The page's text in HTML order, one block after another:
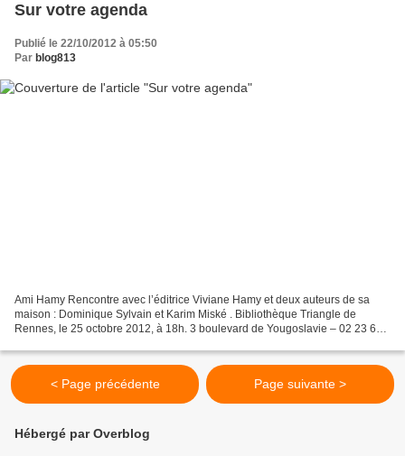
Sur votre agenda
Publié le 22/10/2012 à 05:50
Par blog813
Ami Hamy Rencontre avec l’éditrice Viviane Hamy et deux auteurs de sa
maison : Dominique Sylvain et Karim Miské . Bibliothèque Triangle de
Rennes, le 25 octobre 2012, à 18h. 3 boulevard de Yougoslavie – 02 23 62
< Page précédente Page suivante >
Hébergé par Overblog